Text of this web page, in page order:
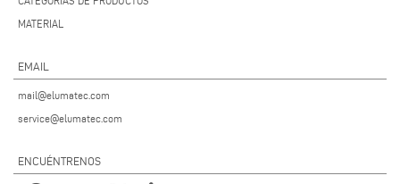
MATERIAL
EMAIL
mail@elumatec.com
service@elumatec.com
ENCUÉNTRENOS